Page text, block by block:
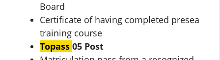
Board
Certificate of having completed presea
training course
Topass 05 Post